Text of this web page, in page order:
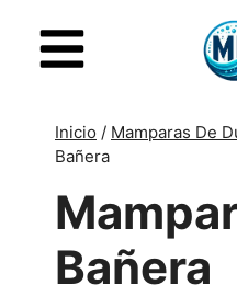
Inicio / Mamparas De
Bañera
Bañera